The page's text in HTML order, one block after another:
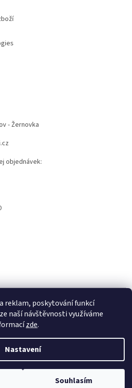
reklam, poskytování funkcí
naší návštěvnosti využíváme
zde.
Nastavení
Souhlasím
s naším e-shopem, vzniklé
řešíme a vyřešíme! Děkujeme za
jsme tu stále pro vás Pondělí-Čtvrtek
- Žernovka
objednávek:
HLEDAT
. Všechna práva vyhrazena.
nastavení cookies